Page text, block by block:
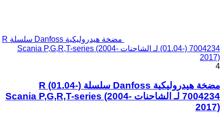
مضخة هيدروليكية Danfoss سلسلة R
(01.04-) 7004234 لـ الشاحنات Scania P,G,R,T-series (2004-
2017)
4
مضخة هيدروليكية Danfoss سلسلة R (01.04-)
7004234 لـ الشاحنات Scania P,G,R,T-series (2004-
2017)